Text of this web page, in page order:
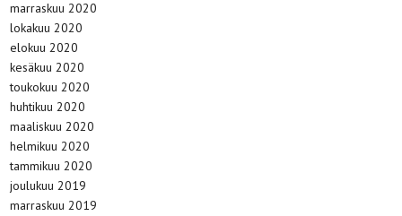
marraskuu 2020
lokakuu 2020
elokuu 2020
kesäkuu 2020
toukokuu 2020
huhtikuu 2020
maaliskuu 2020
helmikuu 2020
tammikuu 2020
joulukuu 2019
marraskuu 2019